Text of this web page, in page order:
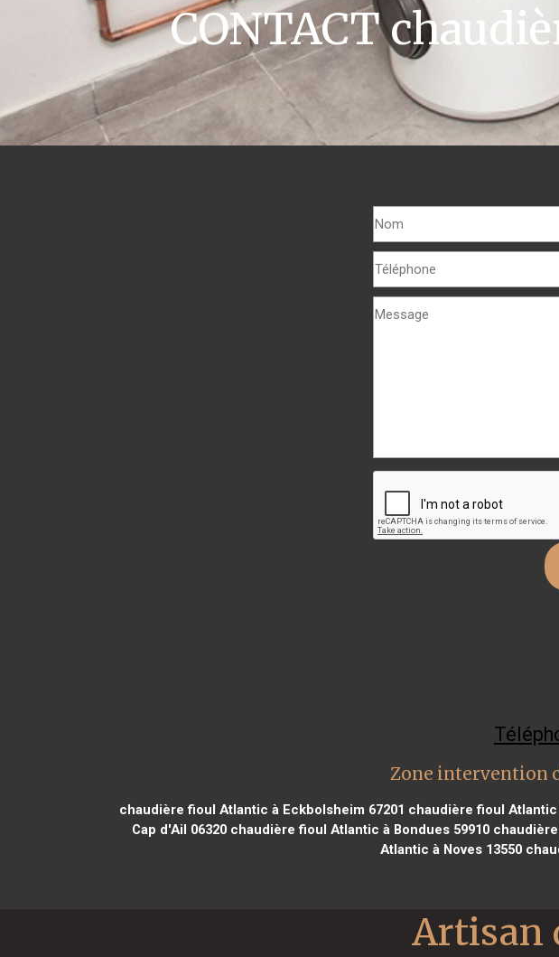
CONTACT
Zone intervention
chaudière fioul Atlantic à Eckbolsheim 67201 chaudière fioul Atlantic
Cap d'Ail 06320chaudière fioul Atlantic à Bondues 59910chaudière
Atlantic à Noves 13550
Artisan